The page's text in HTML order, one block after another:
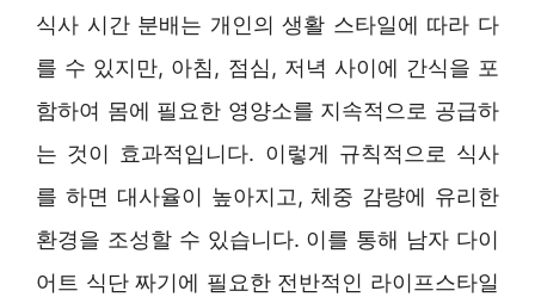
식사 시간 분배는 개인의 생활 스타일에 따라 다
를 수 있지만, 아침, 점심, 저녁 사이에 간식을 포
함하여 몸에 필요한 영양소를 지속적으로 공급하
는 것이 효과적입니다. 이렇게 규칙적으로 식사
를 하면 대사율이 높아지고, 체중 감량에 유리한
환경을 조성할 수 있습니다. 이를 통해 남자 다이
어트 식단 짜기에 필요한 전반적인 라이프스타일